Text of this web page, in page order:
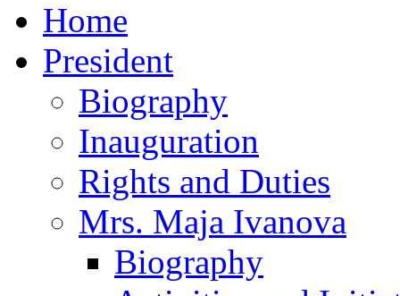
Home
President
Biography
Inauguration
Rights and Duties
Mrs. Maja Ivanova
Biography